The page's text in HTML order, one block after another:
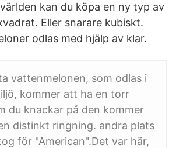
kan du köpa en ny typ av
Eller snarare kubiskt.
odlas med hjälp av klar.
vattenmelonen, som odlas i
kommer att ha en torr
du knackar på den kommer
distinkt ringning. andra plats
för "American".Det var här,